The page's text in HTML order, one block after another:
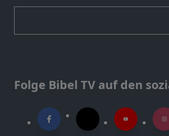
Folge Bibel TV auf den